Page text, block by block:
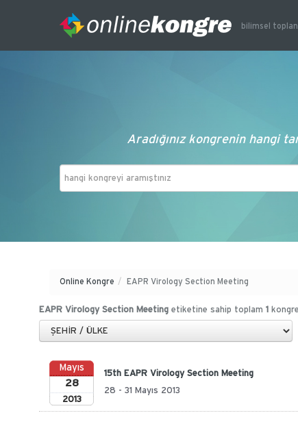
bilimsel
Aradığınız kongrenin hangi
Online Kongre / EAPR Virology Section Meeting
EAPR Virology Section Meeting etiketine sahip toplam 1
Mayıs
28
2013
15th EAPR Virology Section Meeting
28 - 31 Mayıs 2013